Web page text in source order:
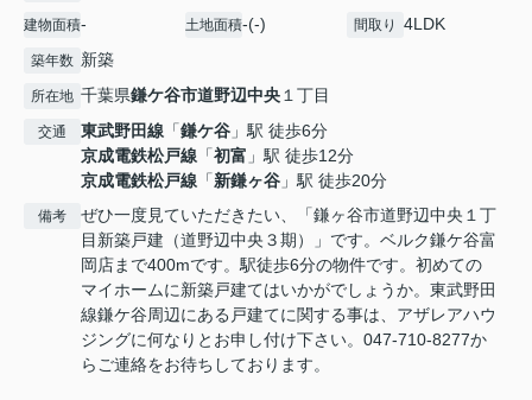
建物面積- 土地面積-(-) 間取り 4LDK
築年数 新築
所在地 千葉県鎌ケ谷市道野辺中央１丁目
交通 東武野田線 「鎌ケ谷 」駅 徒歩6分
京成電鉄松戸線 「初富 」駅 徒歩12分
京成電鉄松戸線 「新鎌ヶ谷 」駅 徒歩20分
備考
ぜひ一度見ていただきたい、「鎌ヶ谷市道野辺中央１丁
目新築戸建（道野辺中央３期）」です。ベルク鎌ケ谷富
岡店まで400mです。駅徒歩6分の物件です。初めての
マイホームに新築戸建てはいかがでしょうか。東武野田
線鎌ケ谷周辺にある戸建てに関する事は、アザレアハウ
ジングに何なりとお申し付け下さい。047-710-8277か
らご連絡をお待ちしております。